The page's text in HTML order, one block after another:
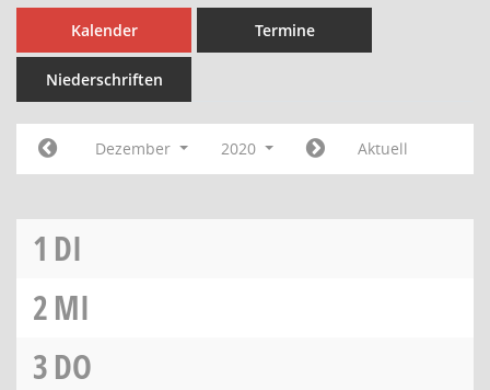
Kalender Termine
Niederschriften
Dezember 2020 Aktuell
1 DI
2MI
3DO